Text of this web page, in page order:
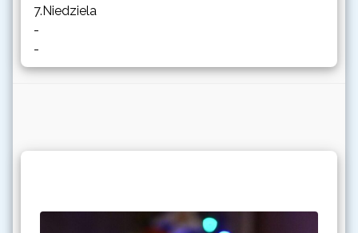
7.Niedziela
-
-